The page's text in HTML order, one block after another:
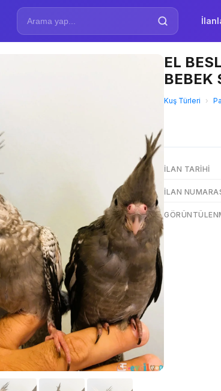
EL
BEBEK
Kuş Türleri ›
İLAN TARIHI
İLAN